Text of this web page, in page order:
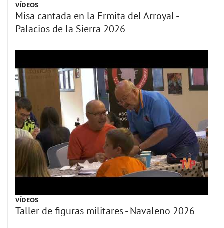
VÍDEOS
Misa cantada en la Ermita del Arroyal -
Palacios de la Sierra 2026
VÍDEOS
Taller de figuras militares - Navaleno 2026